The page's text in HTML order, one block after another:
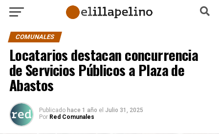
COMUNALES
Locatarios destacan concurrencia
de Servicios Públicos a Plaza de
Abastos
Publicado hace 1 año el Julio 31, 2025
Por Red Comunales